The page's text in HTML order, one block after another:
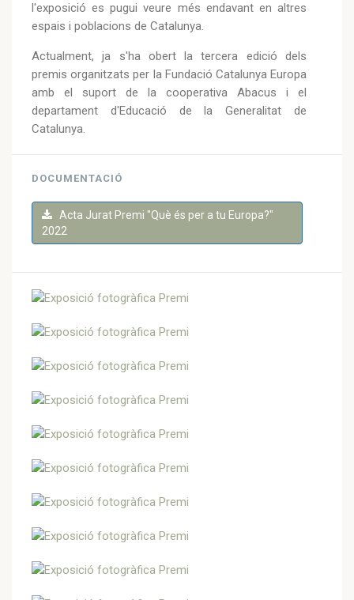
l'exposició es pugui veure més endavant en altres
espais i poblacions de Catalunya.
Actualment, ja s'ha obert la tercera edició dels
premis organitzats per la Fundació Catalunya Europa
amb el suport de la cooperativa Abacus i el
departament d'Educació de la Generalitat de
Catalunya.
DOCUMENTACIÓ
Acta Jurat Premi "Què és per a tu Europa?"
2022